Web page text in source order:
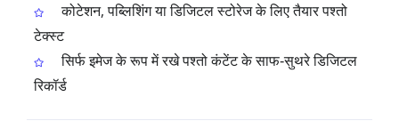
कोटेशन, पब्लिशिंग या डिजिटल स्टोरेज के लिए तैयार पश्तो
टेक्स्ट
सिर्फ इमेज के रूप में रखे पश्तो कंटेंट के साफ‑सुथरे डिजिटल
रिकॉर्ड